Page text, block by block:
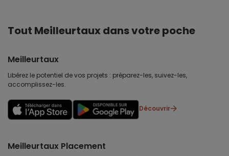
Tout Meilleurtaux dans votre poche
Meilleurtaux
Libérez le potentiel de vos projets : préparez-les, suivez-les,
accomplissez-les.
Découvrir
Meilleurtaux Placement